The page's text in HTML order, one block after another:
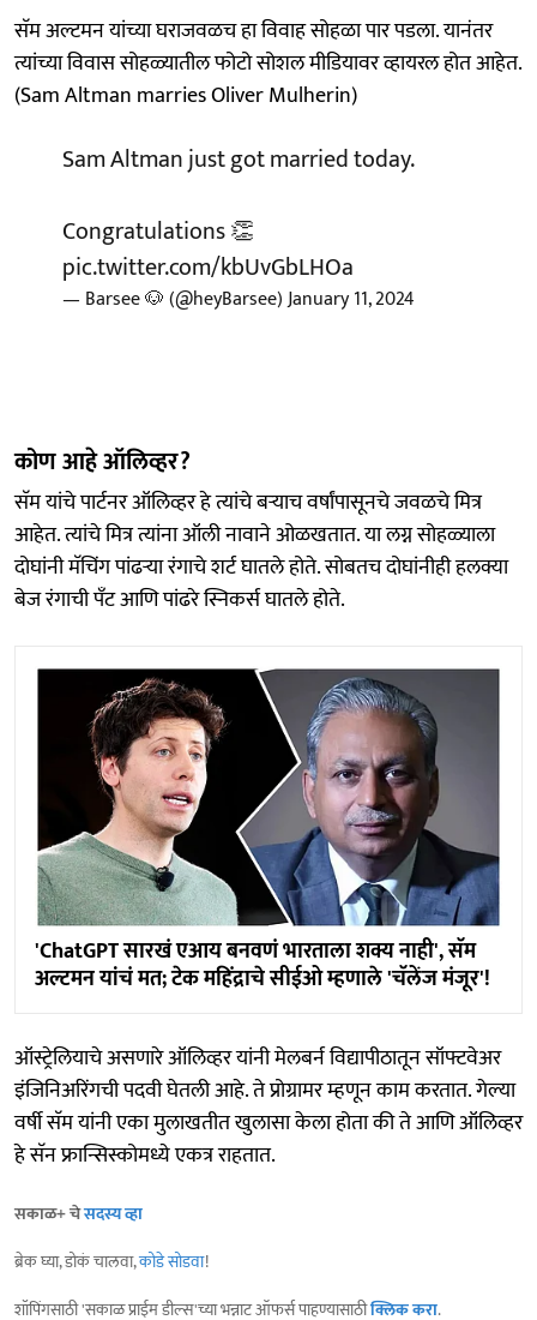
सॅम अल्टमन यांच्या घराजवळच हा विवाह सोहळा पार पडला. यानंतर
त्यांच्या विवास सोहळ्यातील फोटो सोशल मीडियावर व्हायरल होत आहेत.
(Sam Altman marries Oliver Mulherin)
Sam Altman just got married today.
Congratulations 👏
pic.twitter.com/kbUvGbLHOa
— Barsee 🐶 (@heyBarsee)January 11, 2024
कोण आहे ऑलिव्हर?
सॅम यांचे पार्टनर ऑलिव्हर हे त्यांचे बऱ्याच वर्षांपासूनचे जवळचे मित्र
आहेत. त्यांचे मित्र त्यांना ऑली नावाने ओळखतात. या लग्न सोहळ्याला
दोघांनी मॅचिंग पांढऱ्या रंगाचे शर्ट घातले होते. सोबतच दोघांनीही हलक्या
बेज रंगाची पँट आणि पांढरे स्निकर्स घातले होते.
'ChatGPT सारखं एआय बनवणं भारताला शक्य नाही', सॅम
अल्टमन यांचं मत; टेक महिंद्राचे सीईओ म्हणाले 'चॅलेंज मंजूर'!
ऑस्ट्रेलियाचे असणारे ऑलिव्हर यांनी मेलबर्न विद्यापीठातून सॉफ्टवेअर
इंजिनिअरिंगची पदवी घेतली आहे. ते प्रोग्रामर म्हणून काम करतात. गेल्या
वर्षी सॅम यांनी एका मुलाखतीत खुलासा केला होता की ते आणि ऑलिव्हर
हे सॅन फ्रान्सिस्कोमध्ये एकत्र राहतात.
सकाळ+ चेसदस्य व्हा
ब्रेक घ्या, डोकं चालवा,कोडे सोडवा!
शॉपिंगसाठी 'सकाळ प्राईम डील्स'च्या भन्नाट ऑफर्स पाहण्यासाठीक्लिक करा.